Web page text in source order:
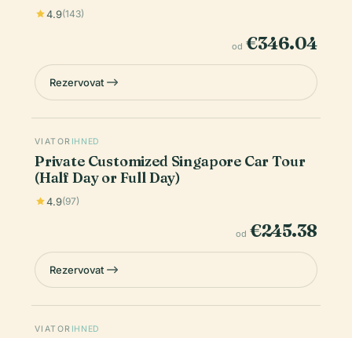
4.9(143)
od €346.04
Rezervovat
VIATOR IHNED
Private Customized Singapore Car Tour
(Half Day or Full Day)
4.9(97)
od €245.38
Rezervovat
VIATOR IHNED